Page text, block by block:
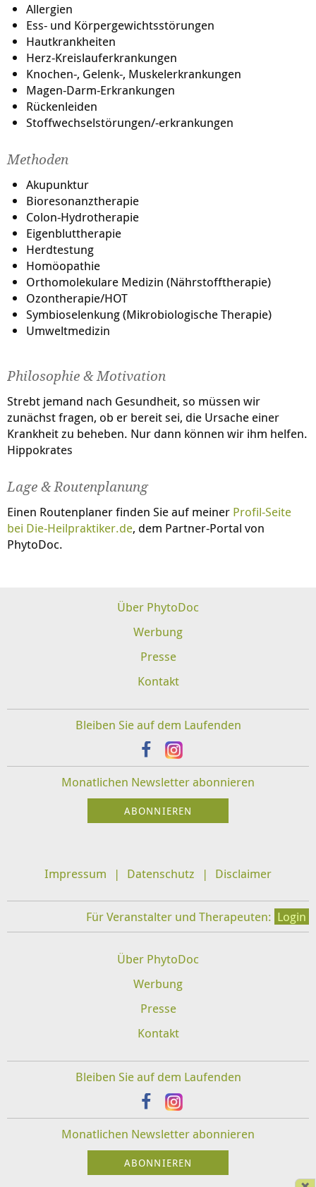
Allergien
Ess- und Körpergewichtsstörungen
Hautkrankheiten
Herz-Kreislauferkrankungen
Knochen-, Gelenk-, Muskelerkrankungen
Magen-Darm-Erkrankungen
Rückenleiden
Stoffwechselstörungen/-erkrankungen
Methoden
Akupunktur
Bioresonanztherapie
Colon-Hydrotherapie
Eigenbluttherapie
Herdtestung
Homöopathie
Orthomolekulare Medizin (Nährstofftherapie)
Ozontherapie/HOT
Symbioselenkung (Mikrobiologische Therapie)
Umweltmedizin
Philosophie & Motivation
Strebt jemand nach Gesundheit, so müssen wir
zunächst fragen, ob er bereit sei, die Ursache einer
Krankheit zu beheben. Nur dann können wir ihm helfen.
Hippokrates
Lage & Routenplanung
Einen Routenplaner finden Sie auf meiner Profil-Seite
bei Die-Heilpraktiker.de, dem Partner-Portal von
PhytoDoc.
Über PhytoDoc
Werbung
Presse
Kontakt
Bleiben Sie auf dem Laufenden
Monatlichen Newsletter abonnieren
Impressum Datenschutz Disclaimer
Für Veranstalter und Therapeuten: Login
Über PhytoDoc
Werbung
Presse
Kontakt
Bleiben Sie auf dem Laufenden
Monatlichen Newsletter abonnieren